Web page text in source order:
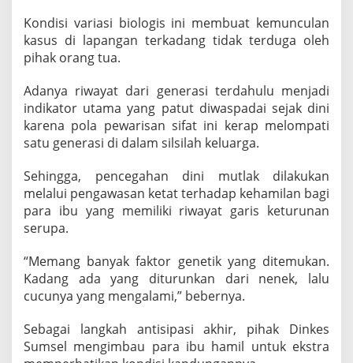
Kondisi variasi biologis ini membuat kemunculan
kasus di lapangan terkadang tidak terduga oleh
pihak orang tua.
Adanya riwayat dari generasi terdahulu menjadi
indikator utama yang patut diwaspadai sejak dini
karena pola pewarisan sifat ini kerap melompati
satu generasi di dalam silsilah keluarga.
Sehingga, pencegahan dini mutlak dilakukan
melalui pengawasan ketat terhadap kehamilan bagi
para ibu yang memiliki riwayat garis keturunan
serupa.
“Memang banyak faktor genetik yang ditemukan.
Kadang ada yang diturunkan dari nenek, lalu
cucunya yang mengalami,” bebernya.
Sebagai langkah antisipasi akhir, pihak Dinkes
Sumsel mengimbau para ibu hamil untuk ekstra